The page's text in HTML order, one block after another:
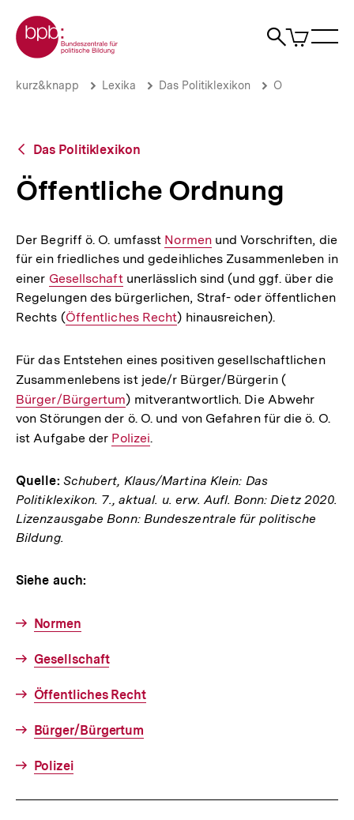
zum
Seiteninhalt
springen
Zur Startseite der bpb
Suche
Artikel
im
Öffentliche
Brotkrümelnavigation
Pfadnavigation
kurz&knapp Lexika Das Politiklexikon O
Zurück
Übersicht
Das Politiklexikon
Öffentliche Ordnung
Der Begriff ö. O. umfasst Interner
Link:
Normenund Vorschriften, die
für ein friedliches und gedeihliches Zusammenleben in
einer Interner
Link:
Gesellschaftunerlässlich sind (und ggf. über die
Regelungen des bürgerlichen, Straf- oder öffentlichen
Rechts (Interner
Öffentliches Recht) hinausreichen).
Für das Entstehen eines positiven gesellschaftlichen
Zusammenlebens ist jede/r Bürger/Bürgerin (Interner
Link:
Bürger/Bürgertum) mitverantwortlich. Die Abwehr
von Störungen der ö. O. und von Gefahren für die ö. O.
ist Aufgabe der Interner
Polizei.
Quelle: Schubert, Klaus/Martina Klein: Das
Politiklexikon. 7., aktual. u. erw. Aufl. Bonn: Dietz 2020.
Lizenzausgabe Bonn: Bundeszentrale für politische
Bildung.
Siehe auch:
Normen
Gesellschaft
Öffentliches Recht
Bürger/Bürgertum
Polizei